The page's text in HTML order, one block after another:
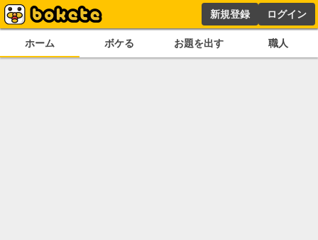
新規登録 ログイン
ホーム ボケる お題を出す 職人